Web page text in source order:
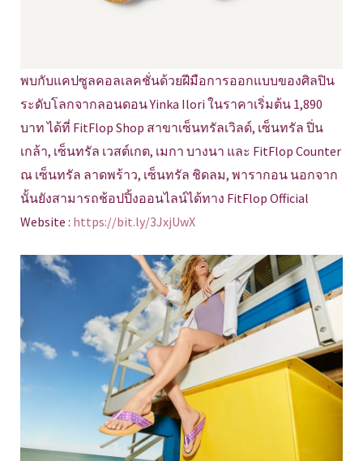
พบกับแคปซูลคอลเลคชั่นด้วยฝีมือการออกแบบของศิลปิน
ระดับโลกจากลอนดอน Yinka Ilori ในราคาเริ่มต้น 1,890
บาท ได้ที่ FitFlop Shop สาขาเซ็นทรัลเวิลด์, เซ็นทรัล ปิ่น
เกล้า, เซ็นทรัล เวสต์เกต, เมกา บางนา และ FitFlop Counter
ณ เซ็นทรัล ลาดพร้าว, เซ็นทรัล ชิดลม, พารากอน นอกจาก
นั้นยังสามารถช้อปปิ้งออนไลน์ได้ทาง FitFlop Official
Website : https://bit.ly/3JxjUwX